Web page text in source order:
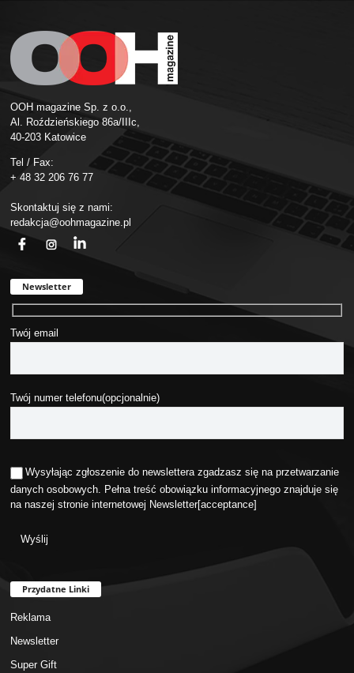
OOH magazine Sp. z o.o.,
Al. Roździeńskiego 86a/IIIc,
40-203 Katowice
Tel / Fax:
+ 48 32 206 76 77
Skontaktuj się z nami:
redakcja@oohmagazine.pl
Newsletter
Twój email
Twój numer telefonu(opcjonalnie)
Wysyłając zgłoszenie do newslettera zgadzasz się na przetwarzanie
danych osobowych. Pełna treść obowiązku informacyjnego znajduje się
na naszej stronie internetowej Newsletter[acceptance]
Przydatne Linki
Reklama
Newsletter
Super Gift